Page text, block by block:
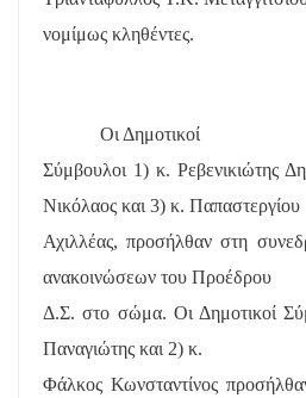
νομίμως κληθέντες.
Οι Δημοτικοί
Σύμβουλοι 1) κ. Ρεβενικιώτης
Νικόλαος και 3) κ. Παπαστεργίου
Αχιλλέας, προσήλθαν στη
ανακοινώσεων του Προέδρου
Δ.Σ. στο σώμα. Οι Δημοτικοί
Παναγιώτης και 2) κ.
Φάλκος Κωνσταντίνος